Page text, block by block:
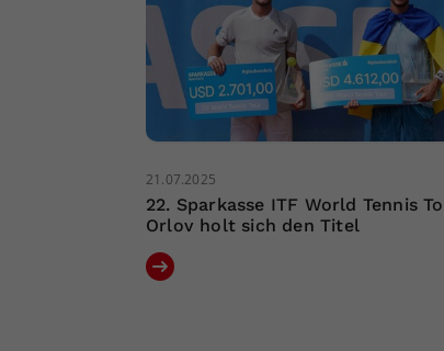
21.07.2025
22. Sparkasse ITF World Tennis
Orlov holt sich den Titel